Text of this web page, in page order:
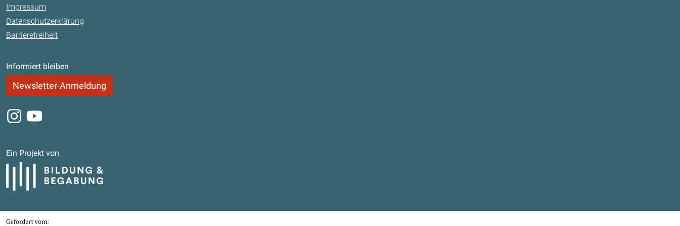
Impressum
Datenschutzerklärung
Barrierefreiheit
Informiert bleiben
Newsletter-Anmeldung
Instagram
Youtube
Ein Projekt von
Bildung und Begabung
Bundesministerium für Bildung, Familie, Senioren, Frauen und Jugend